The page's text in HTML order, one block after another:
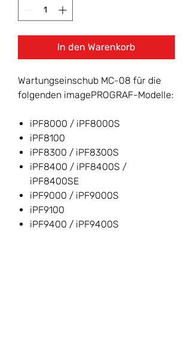
In den Warenkorb
Wartungseinschub MC-08 für die
folgenden imagePROGRAF-Modelle:
iPF8000 / iPF8000S
iPF8100
iPF8300 / iPF8300S
iPF8400 / iPF8400S /
iPF8400SE
iPF9000 / iPF9000S
iPF9100
iPF9400 / iPF9400S